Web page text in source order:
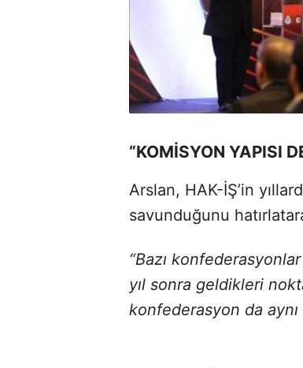
“KOMİSYON YAPISI
Arslan, HAK-İŞ’in
savunduğunu
“Bazı
yıl sonra geldikleri
konfederasyon da